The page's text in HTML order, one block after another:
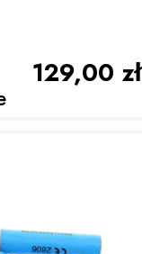
129,00 zł